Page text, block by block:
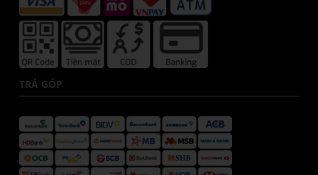
TRẢ GÓP